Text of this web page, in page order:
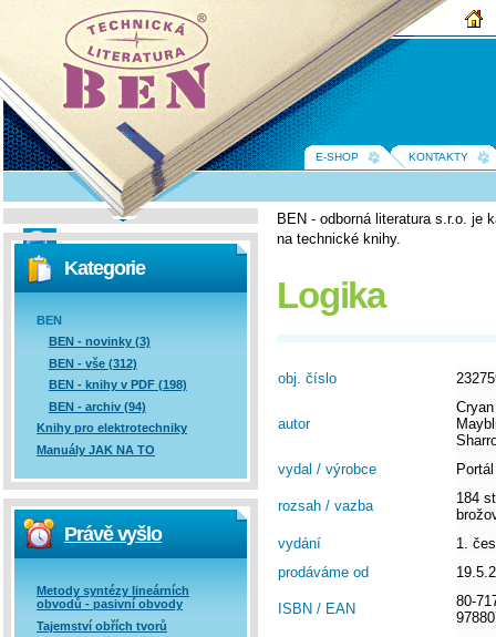
BEN -
technická
literatura
BEN - odborná literatura s.r.o. je
na technické knihy.
Logika
obj. číslo
autor
vydal / výrobce
Portál
rozsah / vazba
184
vydání
1.
prodáváme od
ISBN / EAN
80-
Vyhledávání
Kategorie
BEN
BEN - novinky (3)
BEN - vše (312)
BEN - knihy v PDF (198)
BEN - archiv (94)
Knihy pro elektrotechniky
Manuály JAK NA TO
Právě vyšlo
Metody syntézy lineárních
obvodů - pasivní obvody
Tajemství obřích tvorů
E-SHOP KONTAKTY